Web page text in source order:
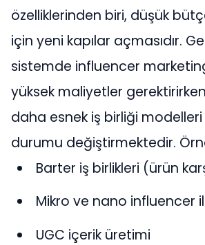
özelliklerinden biri, düşük
için yeni kapılar açmasıdır.
sistemde influencer
yüksek maliyetler
daha esnek iş birliği
durumu değiştirmektedir.
Barter iş birlikleri (ürün
Mikro ve nano influencer
UGC içerik üretimi